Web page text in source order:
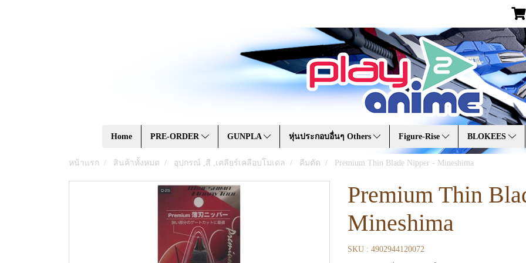
Home PRE-ORDER GUNPLA หุ่นประกอบอื่นๆ Others Figure-Rise BLOKEES
หน้าแรก สินค้าทั้งหมด อุปกรณ์ ,สี ,เคลียร์เคลือบโมเดล คีมตัด Premium Thin Blade Nipper - Mineshima
Premium Thin
Mineshima
SKU : 4902944120072